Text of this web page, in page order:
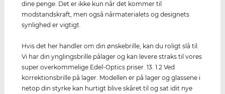
dine penge. Det er ikke kun når det kommer til
modstandskraft, men også nårmaterialets og designets
synlighed er vigtigt.
Hvis det her handler om din ønskebrille, kan du roligt slå til.
Vi har din ynglingsbrille pålager og kan levere straks til vores
super overkommelige Edel-Optics priser. 13. 1.2 Ved
korrektionsbrille på lager. Modellen er på lager og glassene i
netop din styrke kan hurtigt blive skåret til og sat idit nye